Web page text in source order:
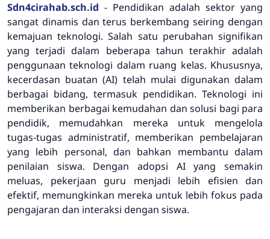
Sdn4cirahab.sch.id - Pendidikan adalah sektor yang
sangat dinamis dan terus berkembang seiring dengan
kemajuan teknologi. Salah satu perubahan signifikan
yang terjadi dalam beberapa tahun terakhir adalah
penggunaan teknologi dalam ruang kelas. Khususnya,
kecerdasan buatan (AI) telah mulai digunakan dalam
berbagai bidang, termasuk pendidikan. Teknologi ini
memberikan berbagai kemudahan dan solusi bagi para
pendidik, memudahkan mereka untuk mengelola
tugas-tugas administratif, memberikan pembelajaran
yang lebih personal, dan bahkan membantu dalam
penilaian siswa. Dengan adopsi AI yang semakin
meluas, pekerjaan guru menjadi lebih efisien dan
efektif, memungkinkan mereka untuk lebih fokus pada
pengajaran dan interaksi dengan siswa.